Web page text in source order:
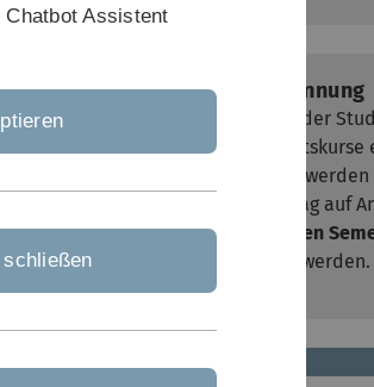
zurück.
for
Anerkennung
Module der
wurden,
Ein Antrag auf
des ersten
gestellt
Chatbot Assistent